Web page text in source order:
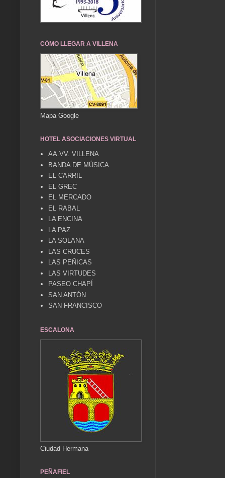
CÓMO LLEGAR A VILLENA
Mapa Google
HOTEL ASOCIACIONES VIRTUAL
AA.VV. VILLENA
BANDA DE MÚSICA
EL CARRIL
EL GREC
EL MERCADO
EL RABAL
LA ENCINA
LA PAZ
LA SOLANA
LAS CRUCES
LAS PEÑICAS
LAS VIRTUDES
PASEO CHAPÍ
SAN ANTÓN
SAN FRANCISCO
ESCALONA
Ciudad Hermana
PEÑAFIEL